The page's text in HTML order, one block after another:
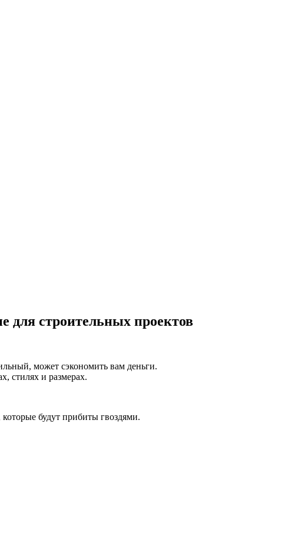
для строительных проектов
может сэкономить вам деньги.
стилях и размерах.
будут прибиты гвоздями.